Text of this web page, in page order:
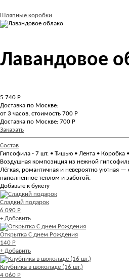
Шляпные коробки
Лавандовое
5 740 Р
Доставка по Москве:
от 3 часов, стоимость 700 Р
Доставка по Москве: 700 Р
Заказать
Состав
Гипсофила - 7 шт. • Тишью • Лента • Коробка
Воздушная композиция из нежной
Лёгкая, романтичная и невероятно уютная —
наполненное теплом и заботой.
Добавьте к букету
Сладкий подарок
6 090 Р
+ Добавить
Открытка С днем Рождения
140 Р
+ Добавить
Клубника в шоколаде (16 шт.)
4 060 Р